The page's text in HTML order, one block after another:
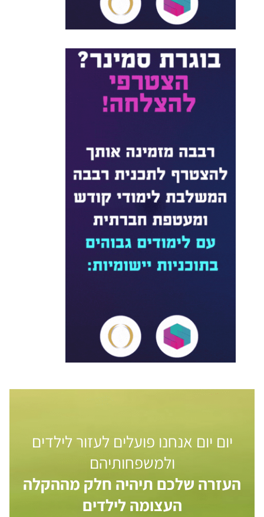
יום יום אנחנו פועלים לעזור לילדים
ולמשפחותיהם
העזרה שלכם תיהיה חלק מההקלה
העצומה לילדים